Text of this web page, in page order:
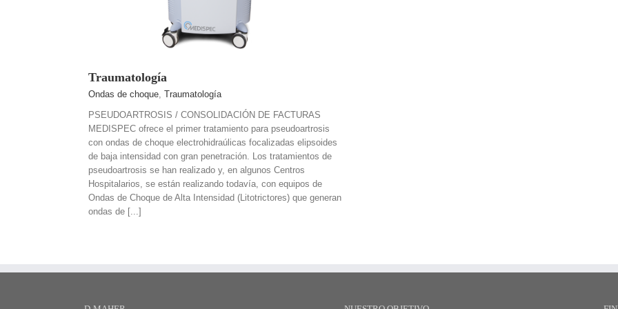
Traumatología
Ondas de choque Traumatología
PSEUDOARTROSIS / CONSOLIDACIÓN DE FACTURAS
MEDISPEC ofrece el primer tratamiento para pseudoartrosis
con ondas de choque electrohidraúlicas focalizadas elipsoides
de baja intensidad con gran penetración. Los tratamientos de
pseudoartrosis se han realizado y, en algunos Centros
Hospitalarios, se están realizando todavía, con equipos de
Ondas de Choque de Alta Intensidad (Litotrictores) que generan
ondas de [...]